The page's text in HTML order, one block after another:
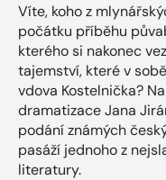
Víte, koho z
počátku příběhu
kterého si nakonec
tajemství, které v
vdova Kostelnička?
dramatizace Jana
podání známých
pasáží jednoho z
literatury.